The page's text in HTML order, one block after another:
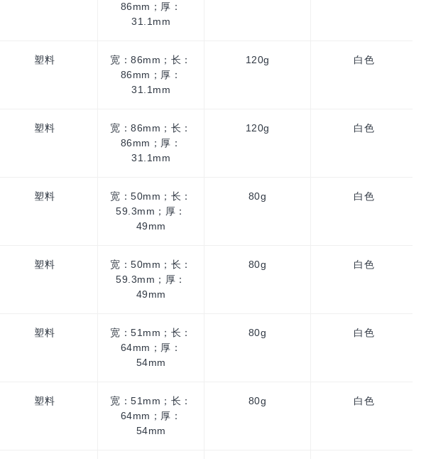
86mm；厚：
31.1mm
塑料
宽：86mm；长：
86mm；厚：
31.1mm
120g 白色
塑料
宽：86mm；长：
86mm；厚：
31.1mm
120g 白色
塑料
宽：50mm；长：
59.3mm；厚：
49mm
80g 白色
塑料
宽：50mm；长：
59.3mm；厚：
49mm
80g 白色
塑料
宽：51mm；长：
64mm；厚：
54mm
80g 白色
塑料
宽：51mm；长：
64mm；厚：
54mm
80g 白色